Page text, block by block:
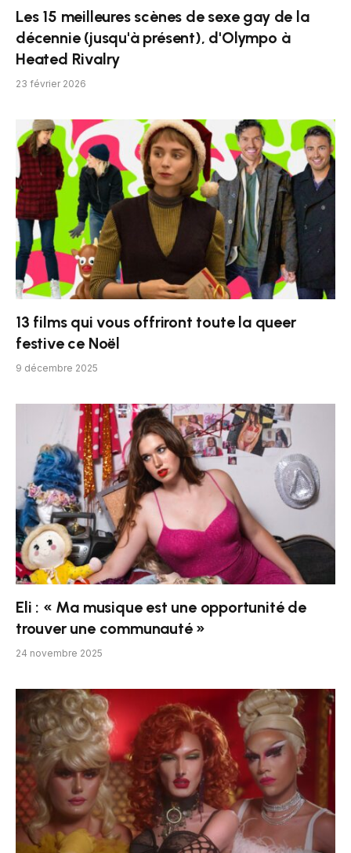
Les 15 meilleures scènes de sexe gay de la
décennie (jusqu'à présent), d'Olympo à
Heated Rivalry
23 février 2026
13 films qui vous offriront toute la queer
festive ce Noël
9 décembre 2025
Eli : « Ma musique est une opportunité de
trouver une communauté »
24 novembre 2025